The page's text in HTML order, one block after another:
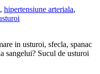
, hipertensiune arteriala,
in usturoi, sfecla, spanac
sangelui? Sucul de usturoi